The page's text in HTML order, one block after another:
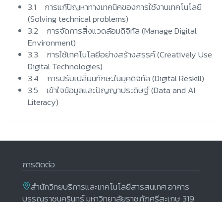
3.1 การแก้ปัญหาทางเทคนิคของการใช้งานเทคโนโลยี
(Solving technical problems)
3.2 การจัดการสิ่งแวดล้อมดิจิทัล (Manage Digital
Environment)
3.3 การใช้เทคโนโลยีอย่างสร้างสรรค์ (Creatively Use
Digital Technologies)
3.4 การปรับเปลี่ยนทักษะในยุคดิจิทัล (Digital Reskill)
3.5 เข้าใจข้อมูลและปัญญาประดิษฐ์ (Data and AI
Literacy)
การติดต่อ
สำนักวิทยบริการและเทคโนโลยีสารสนเทศ อาคาร
บรรณราชนครินทร์ มหาวิทยาลัยราชภัฏศรีสะเกษ 319